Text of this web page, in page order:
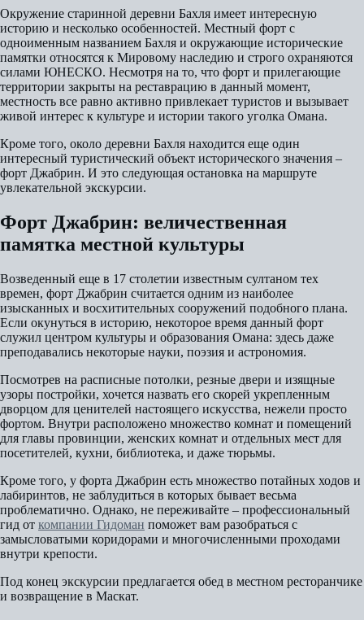
Окружение старинной деревни Бахля имеет интересную
историю и несколько особенностей. Местный форт с
одноименным названием Бахля и окружающие исторические
памятки относятся к Мировому наследию и строго охраняются
силами ЮНЕСКО. Несмотря на то, что форт и прилегающие
территории закрыты на реставрацию в данный момент,
местность все равно активно привлекает туристов и вызывает
живой интерес к культуре и истории такого уголка Омана.
Кроме того, около деревни Бахля находится еще один
интересный туристический объект исторического значения –
форт Джабрин. И это следующая остановка на маршруте
увлекательной экскурсии.
Форт Джабрин: величественная
памятка местной культуры
Возведенный еще в 17 столетии известным султаном тех
времен, форт Джабрин считается одним из наиболее
изысканных и восхитительных сооружений подобного плана.
Если окунуться в историю, некоторое время данный форт
служил центром культуры и образования Омана: здесь даже
преподавались некоторые науки, поэзия и астрономия.
Посмотрев на расписные потолки, резные двери и изящные
узоры постройки, хочется назвать его скорей укрепленным
дворцом для ценителей настоящего искусства, нежели просто
фортом. Внутри расположено множество комнат и помещений
для главы провинции, женских комнат и отдельных мест для
посетителей, кухни, библиотека, и даже тюрьмы.
Кроме того, у форта Джабрин есть множество потайных ходов и
лабиринтов, не заблудиться в которых бывает весьма
проблематично. Однако, не переживайте – профессиональный
гид от компании Гидоман поможет вам разобраться с
замысловатыми коридорами и многочисленными проходами
внутри крепости.
Под конец экскурсии предлагается обед в местном ресторанчике
и возвращение в Маскат.